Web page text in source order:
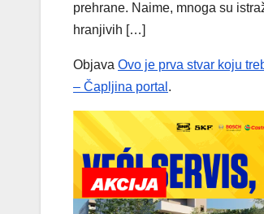
prehrane. Naime, mnoga su
hranjivih […]
Objava Ovo je prva stvar koju
– Čapljina portal .